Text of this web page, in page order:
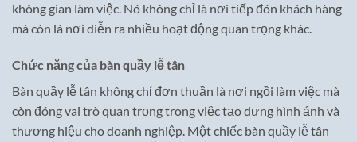
không gian làm việc. Nó không chỉ là nơi tiếp đón khách hàng
mà còn là nơi diễn ra nhiều hoạt động quan trọng khác.
Chức năng của bàn quầy lễ tân
Bàn quầy lễ tân không chỉ đơn thuần là nơi ngồi làm việc mà
còn đóng vai trò quan trọng trong việc tạo dựng hình ảnh và
thương hiệu cho doanh nghiệp. Một chiếc bàn quầy lễ tân